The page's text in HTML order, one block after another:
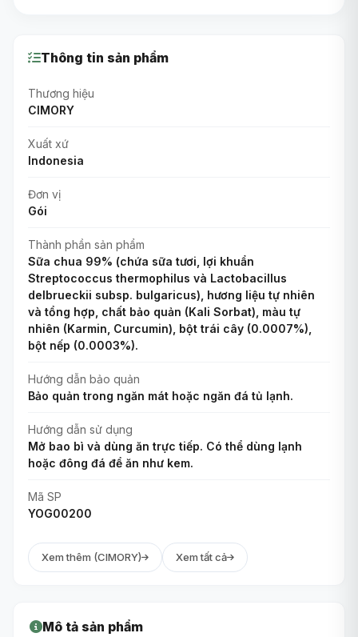
Thông tin sản phẩm
Thương hiệu
CIMORY
Xuất xứ
Indonesia
Đơn vị
Gói
Thành phần sản phẩm
Sữa chua 99% (chứa sữa tươi, lợi khuẩn
Streptococcus thermophilus và Lactobacillus
delbrueckii subsp. bulgaricus), hương liệu tự nhiên
và tổng hợp, chất bảo quản (Kali Sorbat), màu tự
nhiên (Karmin, Curcumin), bột trái cây (0.0007%),
bột nếp (0.0003%).
Hướng dẫn bảo quản
Bảo quản trong ngăn mát hoặc ngăn đá tủ lạnh.
Hướng dẫn sử dụng
Mở bao bì và dùng ăn trực tiếp. Có thể dùng lạnh
hoặc đông đá để ăn như kem.
Mã SP
YOG00200
Xem thêm (CIMORY) Xem tất cả
Mô tả sản phẩm